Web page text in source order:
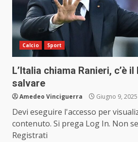
Calcio Sport
L’Italia chiama Ranieri, c’è
salvare
Amedeo Vinciguerra Giugno 9, 2025
Devi eseguire l'accesso per
contenuto. Si prega Log In. Non
Registrati